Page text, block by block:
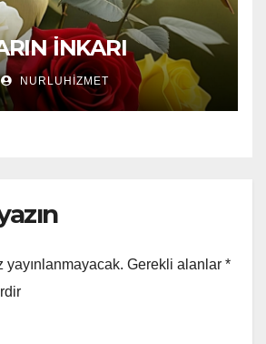
İNKARI
NURLUHIZMET
yayınlanmayacak. Gerekli alanlar *